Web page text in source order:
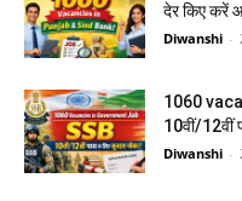
देर किए करें
Diwanshi -
1060
10वीं/12वीं
Diwanshi -